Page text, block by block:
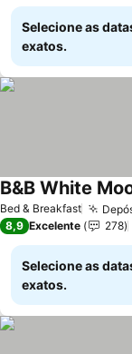
Selecione as
exatos.
Bed & Breakfast
B&B White
8,9 Excelente 278
Selecione as
exatos.